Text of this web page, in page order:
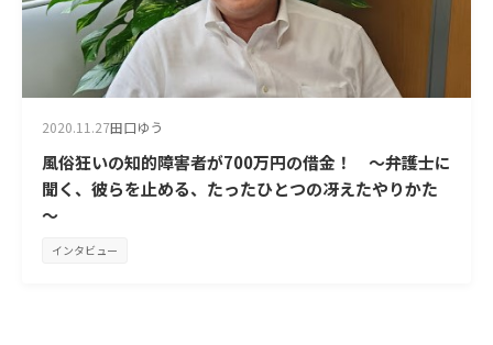
2020.11.27田口ゆう
風俗狂いの知的障害者が700万円の借金！ ～弁護士に
聞く、彼らを止める、たったひとつの冴えたやりかた
～
インタビュー